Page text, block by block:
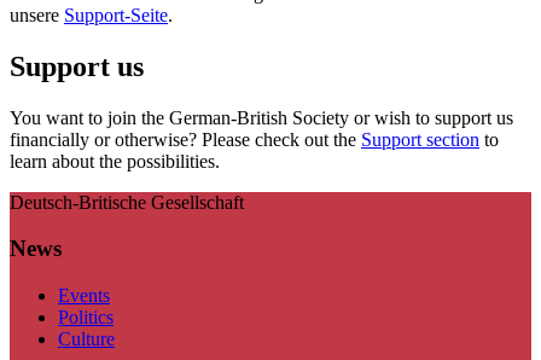
unsere Support-Seite.
Support us
You want to join the German-British Society or wish to support us
financially or otherwise? Please check out the Support section to
learn about the possibilities.
Deutsch-Britische Gesellschaft
News
Events
Politics
Culture